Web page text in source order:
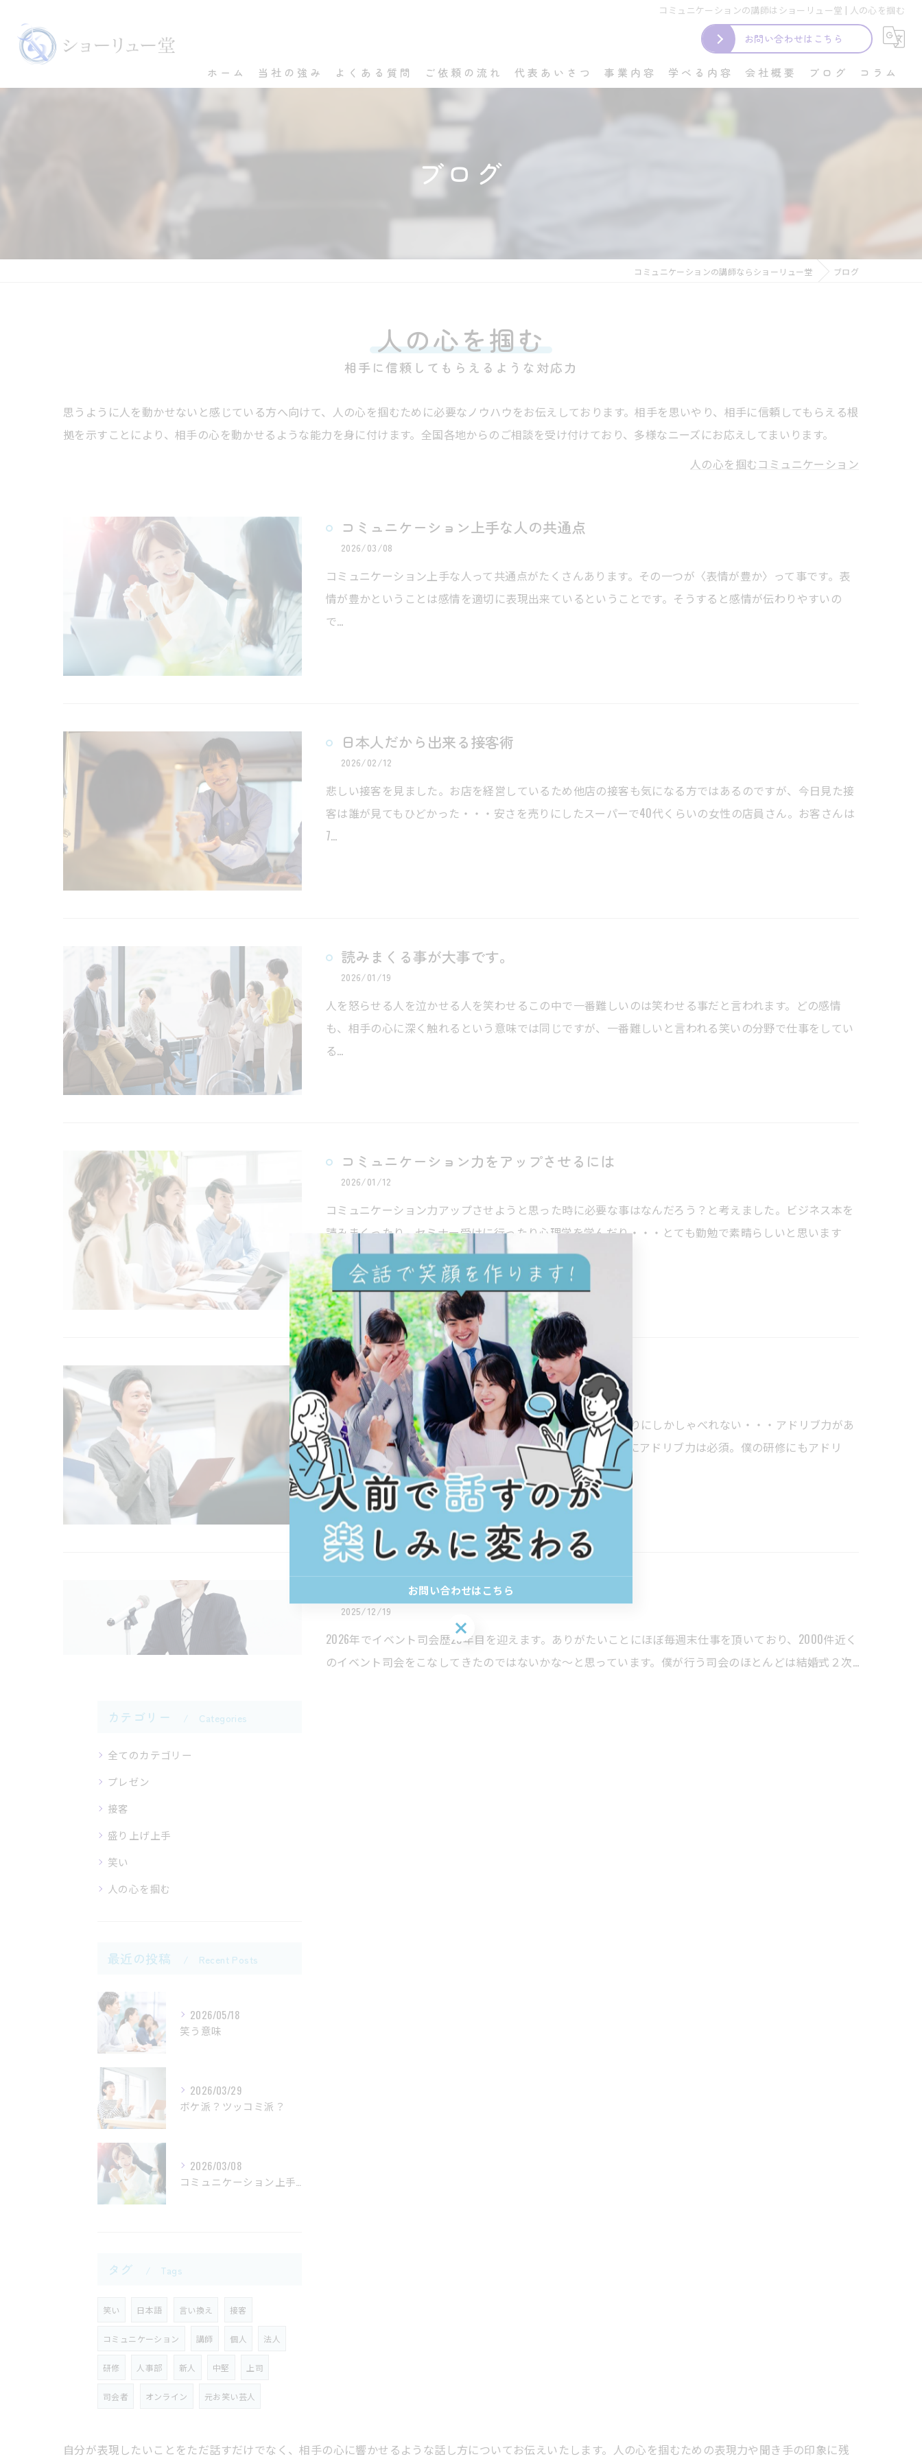
コミュニケーションの講師はショーリュー堂 | 人の心を掴む
お問い合わせはこちら
ホーム 当社の強み よくある質問 ご依頼の流れ 代表あいさつ 事業内容 学べる内容 会社概要 ブログ コラム
ブログ
コミュニケーションの講師ならショーリュー堂 ブログ
人の心を掴む
相手に信頼してもらえるような対応力
思うように人を動かせないと感じている方へ向けて、人の心を掴むために必要なノウハウをお伝えしております。相手を思いやり、相手に信頼してもらえる根
拠を示すことにより、相手の心を動かせるような能力を身に付けます。全国各地からのご相談を受け付けており、多様なニーズにお応えしてまいります。
人の心を掴むコミュニケーション
コミュニケーション上手な人の共通点
2026/03/08
コミュニケーション上手な人って共通点がたくさんあります。その一つが〈表情が豊か〉って事です。表
情が豊かということは感情を適切に表現出来ているということです。そうすると感情が伝わりやすいの
で…
日本人だから出来る接客術
2026/02/12
悲しい接客を見ました。お店を経営しているため他店の接客も気になる方ではあるのですが、今日見た接
客は誰が見てもひどかった・・・安さを売りにしたスーパーで40代くらいの女性の店員さん。お客さんは
7…
読みまくる事が大事です。
2026/01/19
人を怒らせる人を泣かせる人を笑わせるこの中で一番難しいのは笑わせる事だと言われます。どの感情
も、相手の心に深く触れるという意味では同じですが、一番難しいと言われる笑いの分野で仕事をしてい
る…
コミュニケーション力をアップさせるには
2026/01/12
コミュニケーション力アップさせようと思った時に必要な事はなんだろう？と考えました。ビジネス本を
読みまくったり、セミナー受けに行ったり心理学を学んだり・・・とても勤勉で素晴らしいと思います
が…
アドリブ力は鍛えられる！
2025/12/20
とっさに言葉が出ない。上手い返しが思いつかない、台本通りにしかしゃべれない・・・アドリブ力があ
る人が羨ましい！そんな声をよく聞きます。イベント司会者にアドリブ力は必須。僕の研修にもアドリ
ブ…
盛り上げ上手への道
2025/12/19
2026年でイベント司会歴20年目を迎えます。ありがたいことにほぼ毎週末仕事を頂いており、2000件近く
のイベント司会をこなしてきたのではないかな～と思っています。僕が行う司会のほとんどは結婚式２次…
カテゴリー Categories
全てのカテゴリー
プレゼン
接客
盛り上げ上手
笑い
人の心を掴む
最近の投稿 Recent Posts
2026/05/18
笑う意味
2026/03/29
ボケ派？ツッコミ派？
2026/03/08
タグ Tags
笑い 日本語 言い換え 接客
コミュニケーション 講師 個人 法人
研修 人事部 新人 中堅 上司
司会者 オンライン 元お笑い芸人
自分が表現したいことをただ話すだけでなく、相手の心に響かせるような話し方についてお伝えいたします。人の心を掴むための表現力や聞き手の印象に残
お問い合わせはこちら
お問い合わせはこちら